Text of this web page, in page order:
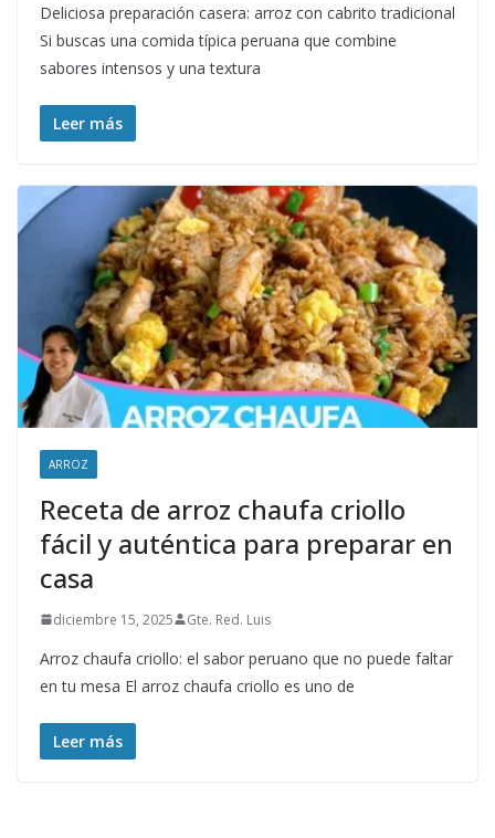
Deliciosa preparación casera: arroz con cabrito tradicional
Si buscas una comida típica peruana que combine
sabores intensos y una textura
Leer más
ARROZ
Receta de arroz chaufa criollo
fácil y auténtica para preparar en
casa
diciembre 15, 2025 Gte. Red. Luis
Arroz chaufa criollo: el sabor peruano que no puede faltar
en tu mesa El arroz chaufa criollo es uno de
Leer más